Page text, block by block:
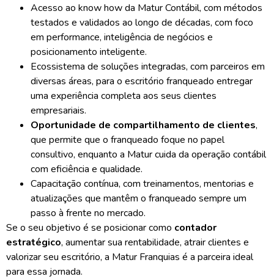
Acesso ao know how da Matur Contábil, com métodos
testados e validados ao longo de décadas, com foco
em performance, inteligência de negócios e
posicionamento inteligente.
Ecossistema de soluções integradas, com parceiros em
diversas áreas, para o escritório franqueado entregar
uma experiência completa aos seus clientes
empresariais.
Oportunidade de compartilhamento de clientes,
que permite que o franqueado foque no papel
consultivo, enquanto a Matur cuida da operação contábil
com eficiência e qualidade.
Capacitação contínua, com treinamentos, mentorias e
atualizações que mantêm o franqueado sempre um
passo à frente no mercado.
Se o seu objetivo é se posicionar como contador
estratégico, aumentar sua rentabilidade, atrair clientes e
valorizar seu escritório, a Matur Franquias é a parceira ideal
para essa jornada.